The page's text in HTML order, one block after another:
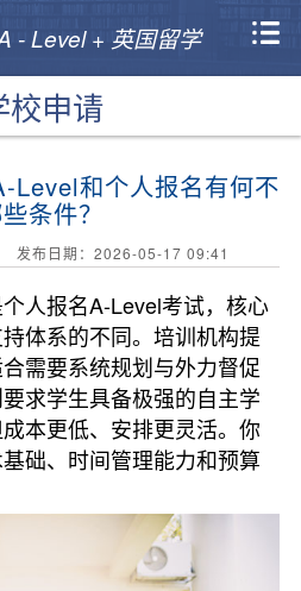
- Level + 英国留学
校申请
Level和个人报名有何不
条件？
发布日期：2026-05-17 09:41
人报名A-Level考试，核心
体系的不同。培训机构提
需要系统规划与外力督促
求学生具备极强的自主学
本更低、安排更灵活。你
础、时间管理能力和预算